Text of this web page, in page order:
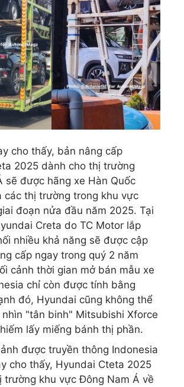
cho thấy, bản nâng cấp
2025 dành cho thị trường
sẽ được hãng xe Hàn Quốc
các thị trường trong khu vực
đoạn nửa đầu năm 2025. Tại
Creta do TC Motor lắp
nhiều khả năng sẽ được cập
cấp ngay trong quý 2 năm
cảnh thời gian mở bán mẫu xe
chỉ còn được tính bằng
đó, Hyundai cũng không thể
nhìn "tân binh" Mitsubishi Xforce
lấy miếng bánh thị phần.
được truyền thông Indonesia
cho thấy, Hyundai Cteta 2025
trường khu vực Đông Nam Á về